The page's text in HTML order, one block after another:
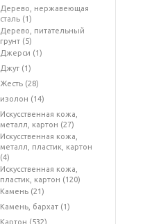
Дерево, нержавеющая
сталь (1)
Дерево, питательный
грунт (5)
Джерси (1)
Джут (1)
Жесть (28)
изолон (14)
Искусственная кожа,
металл, картон (27)
Искусственная кожа,
металл, пластик, картон
(4)
Искусственная кожа,
пластик, картон (120)
Камень (21)
Камень, бархат (1)
Картон (532)